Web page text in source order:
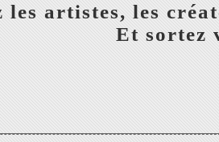
les artistes, les
Et sortez